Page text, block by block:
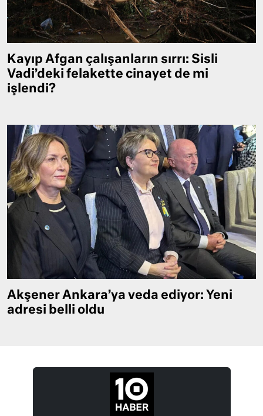
Kayıp Afgan çalışanların sırrı: Sisli
Vadi’deki felakette cinayet de mi
işlendi?
Akşener Ankara’ya veda ediyor: Yeni
adresi belli oldu